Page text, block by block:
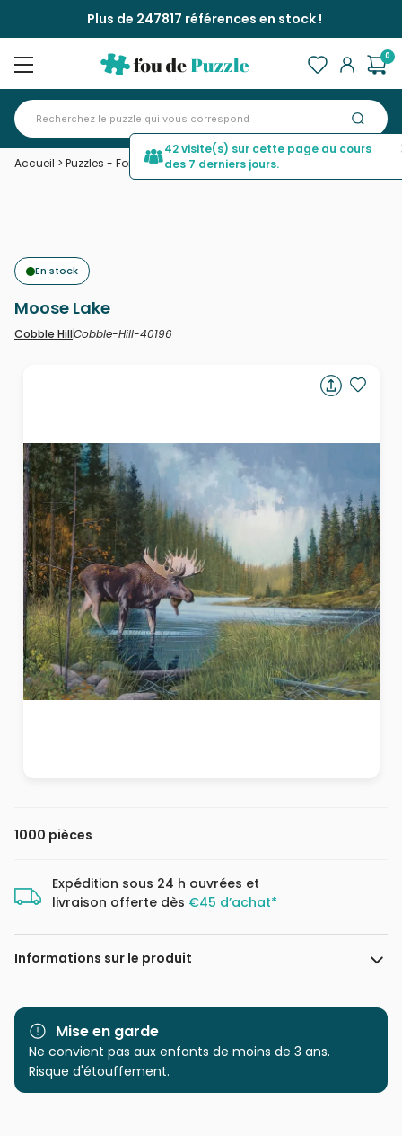
Plus de 247817 références en stock !
0
Accueil > Puzzles - Forêts, Fleurs et Jardins>Moose Lake
En stock
Moose Lake
Cobble HillCobble-Hill-40196
1000 pièces
Expédition sous 24 h ouvrées et
livraison offerte dès €45 d’achat*
Informations sur le produit
Marque Cobble Hill
Catégorie
Puzzles - Forêts, Fleurs et
Mise en garde
Ne convient pas aux enfants de moins de 3 ans.
Risque d'étouffement.
42 visite(s) sur cette page au cours
des 7 derniers jours.